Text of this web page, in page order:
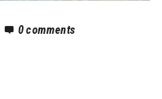
0comments